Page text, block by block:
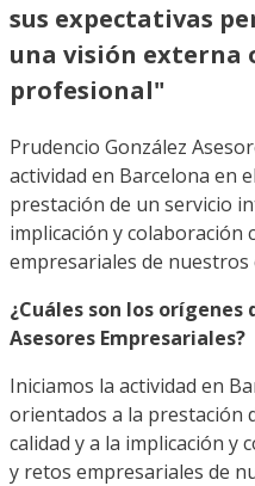
sus expectativas
una visión externa
profesional"
Prudencio González
actividad en Barcelona en
prestación de un servicio
implicación y colaboración
empresariales de nuestros
¿Cuáles son los orígenes
Asesores Empresariales?
Iniciamos la actividad en
orientados a la prestación
calidad y a la implicación y
y retos empresariales de